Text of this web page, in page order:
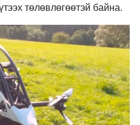
төлөвлөгөөтэй байна.